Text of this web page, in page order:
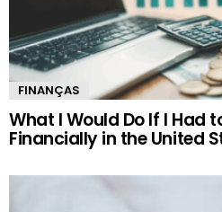
FINANÇAS
What I Would Do If I Had
Financially in the United